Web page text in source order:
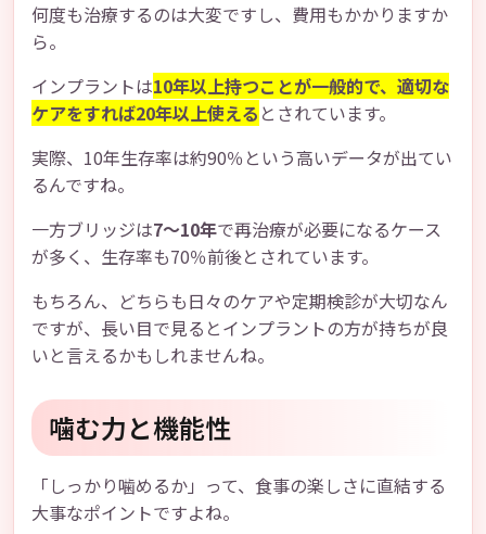
何度も治療するのは大変ですし、費用もかかりますか
ら。
インプラントは10年以上持つことが一般的で、適切な
ケアをすれば20年以上使える とされています。
実際、10年生存率は約90％という高いデータが出てい
るんですね。
一方ブリッジは7〜10年で再治療が必要になるケース
が多く、生存率も70％前後とされています。
もちろん、どちらも日々のケアや定期検診が大切なん
ですが、長い目で見るとインプラントの方が持ちが良
いと言えるかもしれませんね。
噛む力と機能性
「しっかり噛めるか」って、食事の楽しさに直結する
大事なポイントですよね。